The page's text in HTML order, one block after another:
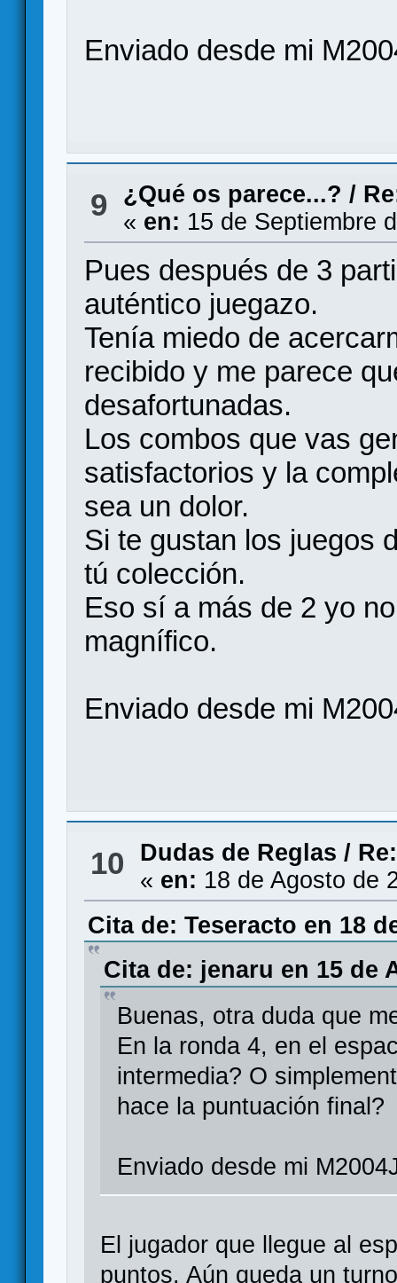
Enviado desde mi
9 ¿Qué os parece...? /
« en: 15 de Septiembre
Pues después de 3
auténtico juegazo.
Tenía miedo de
recibido y me parece
desafortunadas.
Los combos que vas
satisfactorios y la
sea un dolor.
Si te gustan los juegos
tú colección.
Eso sí a más de 2 yo
magnífico.
Enviado desde mi
10 Dudas de Reglas /
« en: 18 de Agosto de
Cita de: Teseracto en 18
Cita de: jenaru en 15 de
Buenas, otra duda que
En la ronda 4, en el
intermedia? O
hace la puntuación final?
Enviado desde mi
El jugador que llegue al
puntos. Aún queda un